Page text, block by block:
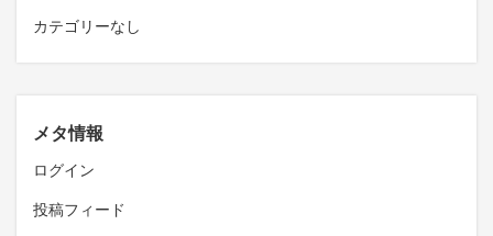
カテゴリーなし
メタ情報
ログイン
投稿フィード